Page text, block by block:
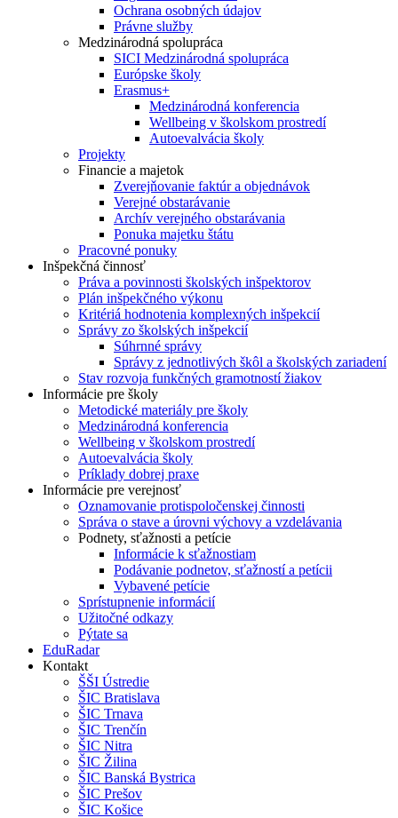
Ochrana osobných údajov
Právne služby
Medzinárodná spolupráca
SICI Medzinárodná spolupráca
Európske školy
Erasmus+
Medzinárodná konferencia
Wellbeing v školskom prostredí
Autoevalvácia školy
Projekty
Financie a majetok
Zverejňovanie faktúr a objednávok
Verejné obstarávanie
Archív verejného obstarávania
Ponuka majetku štátu
Pracovné ponuky
Inšpekčná činnosť
Práva a povinnosti školských inšpektorov
Plán inšpekčného výkonu
Kritériá hodnotenia komplexných inšpekcií
Správy zo školských inšpekcií
Súhrnné správy
Správy z jednotlivých škôl a školských zariadení
Stav rozvoja funkčných gramotností žiakov
Informácie pre školy
Metodické materiály pre školy
Medzinárodná konferencia
Wellbeing v školskom prostredí
Autoevalvácia školy
Príklady dobrej praxe
Informácie pre verejnosť
Oznamovanie protispoločenskej činnosti
Správa o stave a úrovni výchovy a vzdelávania
Podnety, sťažnosti a petície
Informácie k sťažnostiam
Podávanie podnetov, sťažností a petícii
Vybavené petície
Sprístupnenie informácií
Užitočné odkazy
Pýtate sa
EduRadar
Kontakt
ŠŠI Ústredie
ŠIC Bratislava
ŠIC Trnava
ŠIC Trenčín
ŠIC Nitra
ŠIC Žilina
ŠIC Banská Bystrica
ŠIC Prešov
ŠIC Košice